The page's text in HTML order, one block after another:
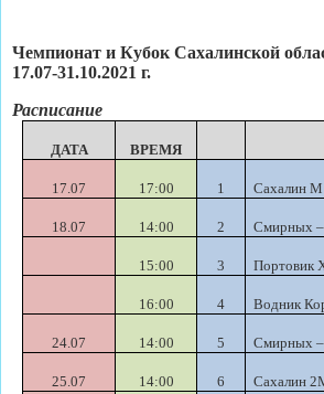
Чемпионат и Кубок Сахалинской
17.07-31.10.2021 г.
Расписание
ДАТА ВРЕМЯ
17.07 17:00 1 Сахалин
18.07 14:00 2 Смирных
15:00 3 Портовик
16:00 4 Водник
24.07 14:00 5 Смирных
25.07 14:00 6 Сахалин